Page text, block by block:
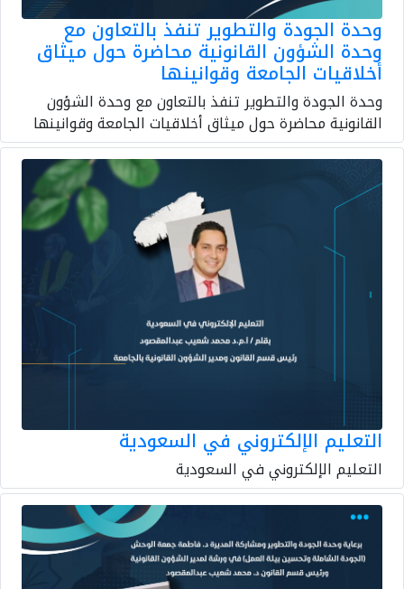
وحدة الجودة والتطوير تنفذ بالتعاون مع
وحدة الشؤون القانونية محاضرة حول ميثاق
أخلاقيات الجامعة وقوانينها
وحدة الجودة والتطوير تنفذ بالتعاون مع وحدة الشؤون
القانونية محاضرة حول ميثاق أخلاقيات الجامعة وقوانينها
التعليم الإلكتروني في السعودية
التعليم الإلكتروني في السعودية